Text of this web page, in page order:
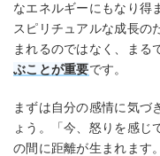
なエネルギーにもなり得
スピリチュアルな成長の
まれるのではなく、まる
ぶことが重要です。
まずは自分の感情に気づ
ょう。「今、怒りを感じ
の間に距離が生まれます。